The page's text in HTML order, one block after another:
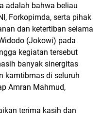
adalah bahwa beliau
Forkopimda, serta pihak
dan ketertiban selama
(Jokowi) pada
kegiatan tersebut
banyak sinergitas
kamtibmas di seluruh
Amran Mahmud,
terima kasih dan